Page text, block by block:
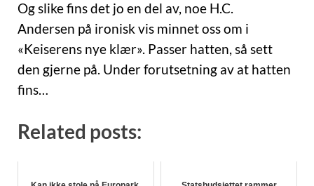
Og slike fins det jo en del av, noe H.C.
Andersen på ironisk vis minnet oss om i
«Keiserens nye klær». Passer hatten, så sett
den gjerne på. Under forutsetning av at hatten
fins…
Related posts: